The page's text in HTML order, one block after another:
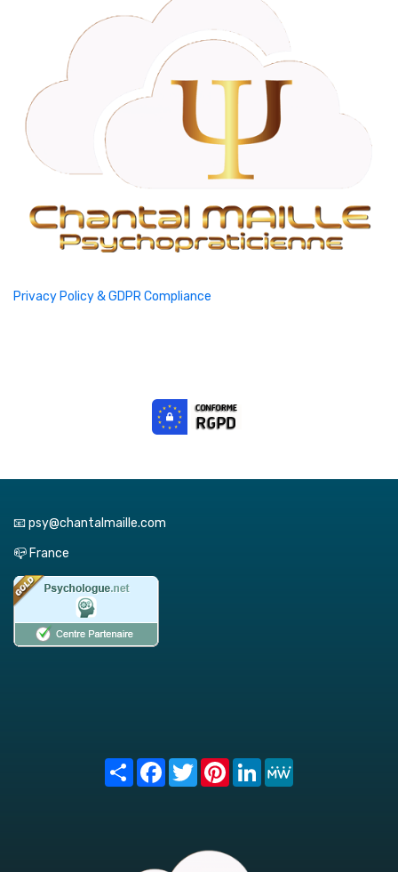
Privacy Policy & GDPR Compliance
📧 psy@chantalmaille.com
📪 France
Share FacebookTwitterPinterest
LinkedIn